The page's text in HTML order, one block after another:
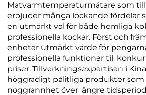
Matvarmtemperaturmätare som
erbjuder många lockande fördelar
en utmärkt val för både hemliga
professionella kockar. Först och
enheter utmärkt värde för
professionella funktioner till
priser. Tillverkningsexpertisen i
höggradigt pålitliga produkter som
noggrannhet över längre